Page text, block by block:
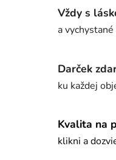
Vždy s
a
Darček
ku každej
Kvalita na
klikni a